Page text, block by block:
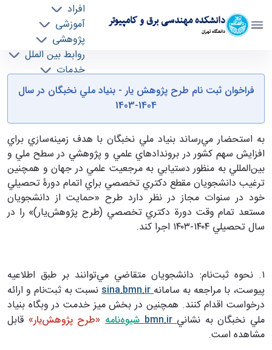
دانشکده مهندسی برق و کامپیوتر
دانشگاه تهران
افراد
آموزشی
پژوهشی
روابط بین الملل
خدمات
جذب نیرو
فراخوان ثبت نام طرح پژوهش يار - بنياد ملي
نخبگان در سال 1404-1403 - ece- دانشکده
مهندسی برق و کامپیوتر
فراخوان ثبت نام طرح پژوهش يار - بنياد ملي نخبگان در سال
1404-1403
به استحضار مي‌رساند بنياد ملي نخبگان با هدف زمينه‌سازي براي
افزايش سهم كشور در بروندادهاي علمي و پژوهشي در سطح ملي و
بين‌المللي به منظور دستيابي به مرجعيت علمي در جهان و همچنين
ترغيب دانشجويان مقطع دكتري تخصصي براي اتمام دورۀ تحصيلي
خود در سنوات مجاز در نظر دارد طرح «حمايت از دانشجويان
مستعد تمام وقت دورة دكتري تخصصي (طرح پژوهش‌يار)» را در
سال تحصيلي ۱۴۰۴-۱۴۰۳ اجرا كند.
۱. نحوه ثبت‌نام: دانشجويان متقاضي مي‌توانند بر طبق اطلاعيه
پيوست، با مراجعه به سامانهsina.bmn.ir
نسبت به ثبت‌نام و ارائه
درخواست اقدام كنند. همچنين در بخش ميز خدمت در وبگاه بنياد
ملي نخبگان به نشانيbmn.ir شيوه‌نامه «طرح پژوهش‌يار» قابل
مشاهده است.